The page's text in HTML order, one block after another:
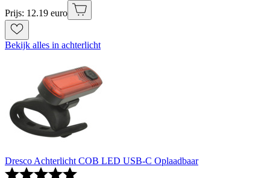
Prijs: 12.19 euro
Bekijk alles in achterlicht
Dresco Achterlicht COB LED USB-C Oplaadbaar